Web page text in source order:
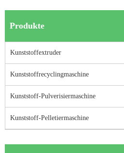
Produkte
Kunststoffextruder
Kunststoffrecyclingmaschine
Kunststoff-Pulverisiermaschine
Kunststoff-Pelletiermaschine